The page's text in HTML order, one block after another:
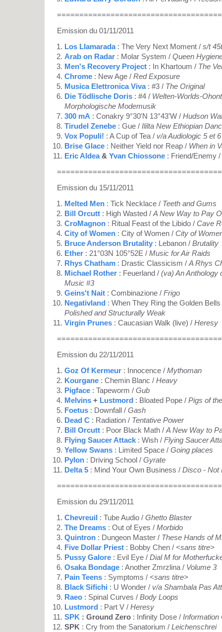
Emission du 01/11/2011
Los Llamarada: The Very Next Moment / s/t 45t
Arab on Radar : Molar System / Queen
Men's Recovery Project : In Khartoum / The
Chrome : New Age / Red Exposure
Musica Elettronica Viva: #3 / The Original
Die Tödlische Doris : #4 / Welten-Worlds-
Morphologische Modemusik
300 mA : Conakry 9°30'N 13°43'W / Hudson
Tirudel Zenebe : Gue / Ililta New Ethiopian
Vox Populi! : A Cup of Tea / v/a Audiologic 5 et
Brise Glace : Neither Yield nor Reap / When in
Eric Aldea& Yvan Chiossone : Friend/Enemy /
Emission du 15/11/2011
Melted Men : Tick Necklace / Teeth and Gums
Bill Orcutt : High Wasted / A New Way to Pay
CroMagnon : Ritual Feast of the Libido / Cave
City of Women : City of Women / City of
Bruce Anderson Brutality : Lebanon / Brutality
Ether : 21°03N 105°52E / Music for Air Raids
Rhys Chatham : Drastic Classicism / A Rhys
Michael Rother : Feuerland / (va) An Anthology
Music #3
Geins't Nait : Combinazione / Frigo
Negativland : When They Ring the Golden
Polished and Structurally Weak
Virgin Prunes : Caucasian Walk (live) / Heresy
Emission du 22/11/2011
Goz Of Kermeur : Innocence / Mythoman
Kourgane : Chemin Blanc / Heavy
Pigface : Tapeworm / Gub
Melvins + Lustmord : Bloated Pope / Pigs of
Foetus : Downfall / Gash
Dead C : Radiation / Tentative Power
Bill Orcutt : Poor Black Math / A New Way to
Flying Saucer Attack : Wish / Flying Saucer
Yellow Swans : Limited Space / Going places
Pylon : Driving School / Gyrate
Delta 5 : Mind Your Own Business / Disco - Not
Emission du 29/11/2011
Chevreuil : Tube Audio / Ghetto Blaster
The Dreams : Out of Eyes / Morbido
Quintron : Dungeon Master / These Hands of
Five Dollar Priest : Bobby Chen / <sans titre>
Pussy Galore : Evil Eye / Dial M for
Osaka Bondage : Another Zmrzlina / Volume 3
Pain Teens : Symptoms / <sans titre>
Black Sifichi : U Wonder / v/a Shambala Pas
Raeo : Spinal Curves / Body Loops
Lustmord : Part V / Heresy
SPK : Ground Zero : Infinity Dose / Information
SPK : Cry from the Sanatorium / Leichenschrei